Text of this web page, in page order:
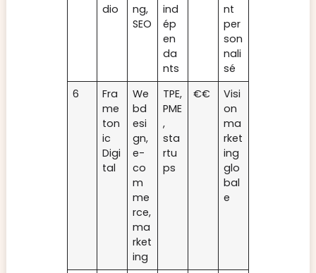
dio
ng,
SEO
ind
ép
en
da
nts
nt
per
son
nali
sé
6
Fra
me
ton
ic
Digi
tal
We
bd
esi
gn,
e-
co
m
me
rce,
ma
rket
ing
TPE,
PME
,
sta
rtu
ps
€€
Visi
on
ma
rket
ing
glo
bal
e